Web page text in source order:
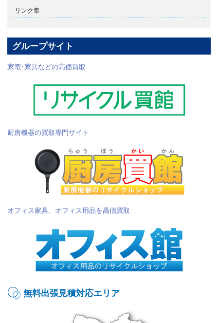
リンク集
グループサイト
家電･家具などの高価買取
厨房機器の買取専門サイト
オフィス家具、オフィス用品を高価買取
無料出張見積対応エリア